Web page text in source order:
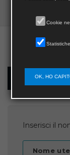
Recupera
Inserisci il
Nome
Cookie
Statistiche
OK, HO